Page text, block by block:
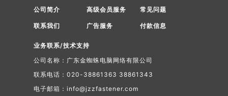
公司简介
联系我们
高级会员服务
广告服务
常见问题
付款信息
业务联系/技术支持
公司名称：广东金蜘蛛电脑网络有限公司
联系电话：020-38861363 38861343
电子邮箱：info@jzzfastener.com